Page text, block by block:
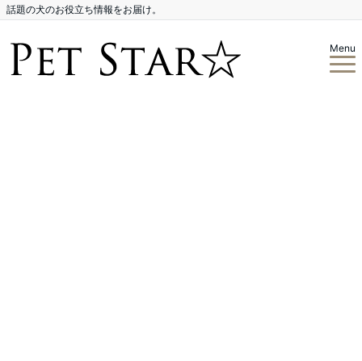
話題の犬のお役立ち情報をお届け。
Menu